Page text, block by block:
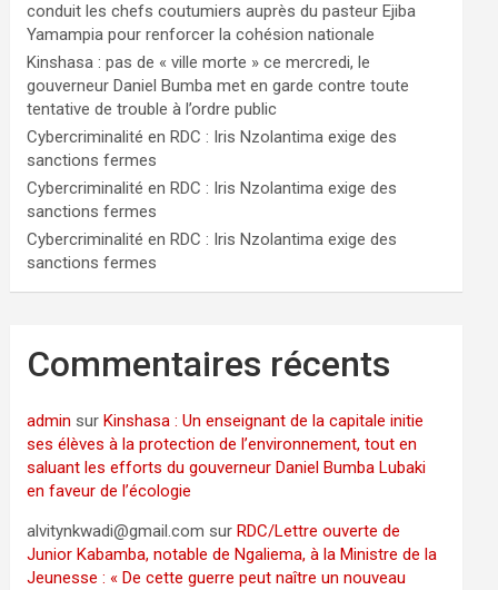
conduit les chefs coutumiers auprès du pasteur Ejiba
Yamampia pour renforcer la cohésion nationale
Kinshasa : pas de « ville morte » ce mercredi, le
gouverneur Daniel Bumba met en garde contre toute
tentative de trouble à l’ordre public
Cybercriminalité en RDC : Iris Nzolantima exige des
sanctions fermes
Cybercriminalité en RDC : Iris Nzolantima exige des
sanctions fermes
Cybercriminalité en RDC : Iris Nzolantima exige des
sanctions fermes
Commentaires récents
admin surKinshasa : Un enseignant de la capitale initie
ses élèves à la protection de l’environnement, tout en
saluant les efforts du gouverneur Daniel Bumba Lubaki
en faveur de l’écologie
alvitynkwadi@gmail.com surRDC/Lettre ouverte de
Junior Kabamba, notable de Ngaliema, à la Ministre de la
Jeunesse : « De cette guerre peut naître un nouveau